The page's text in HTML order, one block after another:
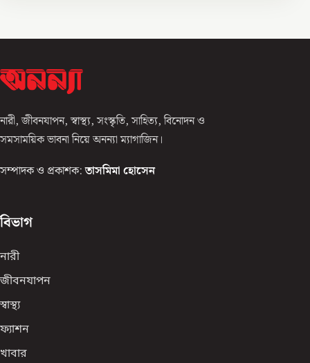
নারী, জীবনযাপন, স্বাস্থ্য, সংস্কৃতি, সাহিত্য, বিনোদন ও
সমসাময়িক ভাবনা নিয়ে অনন্যা ম্যাগাজিন।
সম্পাদক ও প্রকাশক: তাসমিমা হোসেন
বিভাগ
নারী
জীবনযাপন
স্বাস্থ্য
ফ্যাশন
খাবার